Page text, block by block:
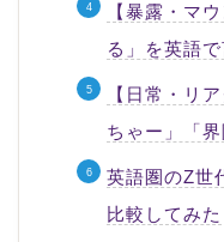
【暴露・マ
る」を英語で
【日常・リ
ちゃー」「
英語圏のZ世
比較してみた